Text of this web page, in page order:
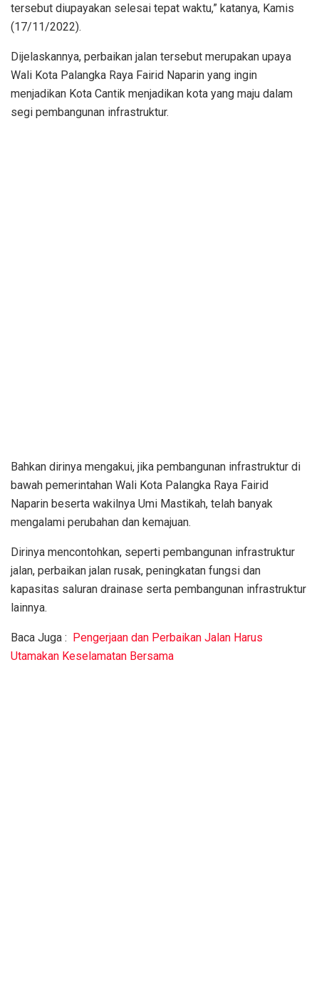
tersebut diupayakan selesai tepat waktu,” katanya, Kamis
(17/11/2022).
Dijelaskannya, perbaikan jalan tersebut merupakan upaya
Wali Kota Palangka Raya Fairid Naparin yang ingin
menjadikan Kota Cantik menjadikan kota yang maju dalam
segi pembangunan infrastruktur.
Bahkan dirinya mengakui, jika pembangunan infrastruktur di
bawah pemerintahan Wali Kota Palangka Raya Fairid
Naparin beserta wakilnya Umi Mastikah, telah banyak
mengalami perubahan dan kemajuan.
Dirinya mencontohkan, seperti pembangunan infrastruktur
jalan, perbaikan jalan rusak, peningkatan fungsi dan
kapasitas saluran drainase serta pembangunan infrastruktur
lainnya.
Baca Juga : Pengerjaan dan Perbaikan Jalan Harus
Utamakan Keselamatan Bersama